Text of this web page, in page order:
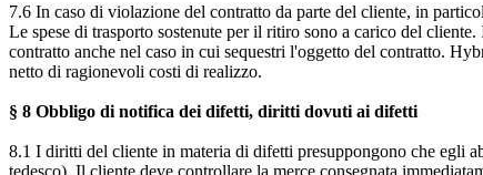
7.6 In caso di violazione del contratto da parte del cliente, in
Le spese di trasporto sostenute per il ritiro sono a carico del
contratto anche nel caso in cui sequestri l'oggetto del contratto.
netto di ragionevoli costi di realizzo.
§ 8 Obbligo di notifica dei difetti, diritti dovuti ai difetti
8.1 I diritti del cliente in materia di difetti presuppongono che egli
tedesco). Il cliente deve controllare la merce consegnata